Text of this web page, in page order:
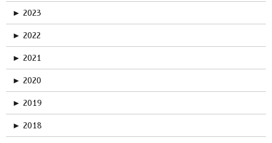
► 2023
► 2022
► 2021
► 2020
► 2019
► 2018